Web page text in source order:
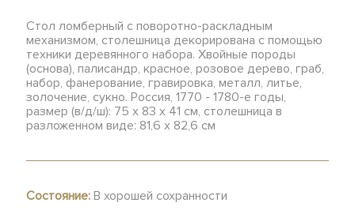
Стол ломберный с поворотно-раскладным
механизмом, столешница декорирована с помощью
техники деревянного набора. Хвойные породы
(основа), палисандр, красное, розовое дерево, граб,
набор, фанерование, гравировка, металл, литье,
золочение, сукно. Россия, 1770 - 1780-е годы,
размер (в/д/ш): 75 х 83 х 41 см, столешница в
разложенном виде: 81,6 х 82,6 см
Состояние: В хорошей сохранности